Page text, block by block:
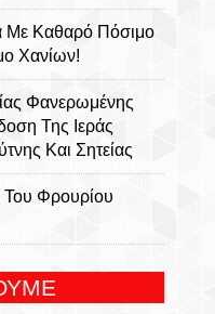
Με Καθαρό Πόσιμο
Χανίων!
Φανερωμένης
Της Ιεράς
Και Σητείας
Φρουρίου
Του Χριστόφορου